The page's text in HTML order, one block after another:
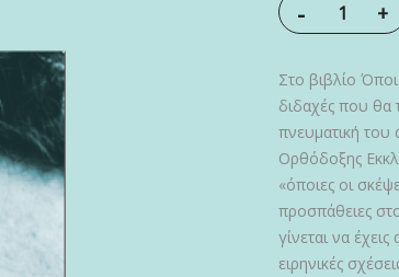
- +
Στο βιβλίο
διδαχές που θα
πνευματική
Ορθόδοξης
«όποιες οι
προσπάθειες
γίνεται να
ειρηνικές